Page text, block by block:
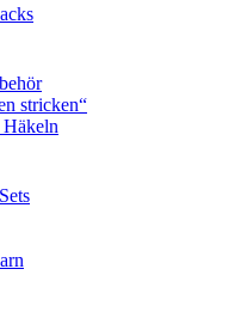
stricken“